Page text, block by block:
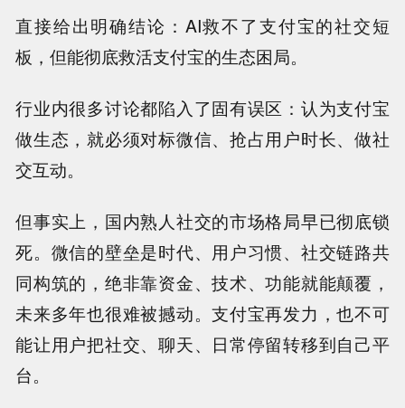
直接给出明确结论：AI救不了支付宝的社交短
板，但能彻底救活支付宝的生态困局。
行业内很多讨论都陷入了固有误区：认为支付宝
做生态，就必须对标微信、抢占用户时长、做社
交互动。
但事实上，国内熟人社交的市场格局早已彻底锁
死。微信的壁垒是时代、用户习惯、社交链路共
同构筑的，绝非靠资金、技术、功能就能颠覆，
未来多年也很难被撼动。支付宝再发力，也不可
能让用户把社交、聊天、日常停留转移到自己平
台。